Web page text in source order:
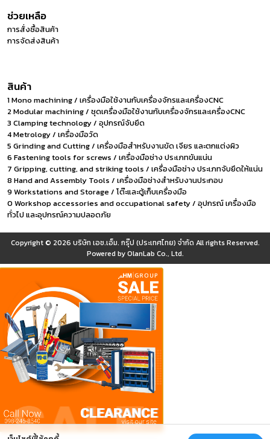
ช่วยเหลือ
การสั่งซื้อสินค้า
การจัดส่งสินค้า
สินค้า
1 Mono machining / เครื่องมือใช้งานกับเครื่องจักรและเครื่องCNC
2 Modular machining / ชุดเครื่องมือใช้งานกับเครื่องจักรและเครื่องCNC
3 Clamping technology / อุปกรณ์จับยึด
4 Metrology / เครื่องมือวัด
5 Grinding and Cutting / เครื่องมือสำหรับงานขัด เจียร และตกแต่งผิว
6 Fastening tools for screws / เครื่องมือช่าง ประเภทขันแน่น
7 Gripping, cutting, and striking tools / เครื่องมือช่าง ประเภทจับยึดให้แน่น
8 Hand and Assembly Tools / เครื่องมือช่างสำหรับงานประกอบ
9 Workstations and Storage / โต๊ะและตู้เก็บเครื่องมือ
0 Workshop accessories and occupational safety / อุปกรณ์ เครื่องมือ
ทั่วไป และอุปกรณ์ความปลอดภัย
Copyright © 2026 บริษัท เอช.เอ็ม. กรุ๊ป (ประเทศไทย) จำกัด All rights Reserved.
Powered byOlanLab Co., Ltd.